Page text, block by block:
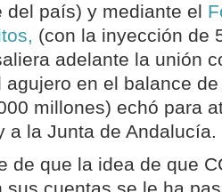
del país) y mediante el
(con la inyección de
adelante la unión
agujero en el balance
millones) echó para
a la Junta de Andalucía.
de que la idea de que